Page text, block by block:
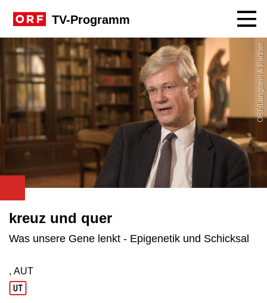
TV-Programm
ORF/Langbein & Partner
kreuz und quer
Was unsere Gene lenkt - Epigenetik und Schicksal
Produktionsland: AUT
, AUT